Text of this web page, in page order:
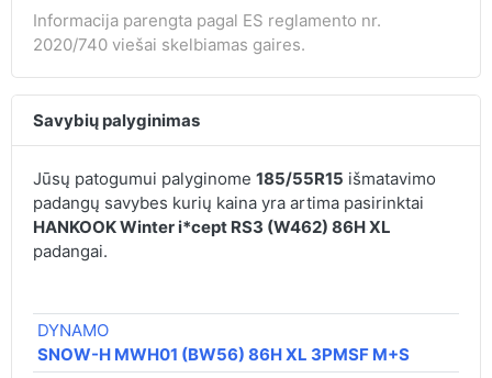
Informacija parengta pagal ES reglamento nr.
2020/740 viešai skelbiamas gaires.
Savybių palyginimas
Jūsų patogumui palyginome 185/55R15 išmatavimo
padangų savybes kurių kaina yra artima pasirinktai
HANKOOK Winter i*cept RS3 (W462) 86H XL
padangai.
DYNAMO
SNOW-H MWH01 (BW56) 86H XL 3PMSF M+S